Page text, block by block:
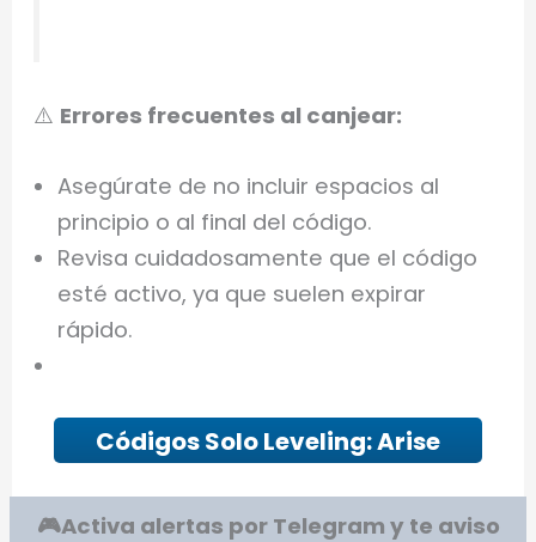
⚠️ Errores frecuentes al canjear:
Asegúrate de no incluir espacios al
principio o al final del código.
Revisa cuidadosamente que el código
esté activo, ya que suelen expirar
rápido.
Códigos Solo Leveling: Arise
🎮Activa alertas por Telegram y te aviso